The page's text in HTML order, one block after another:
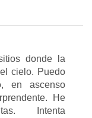
donde la
cielo. Puedo
en ascenso
He
Intenta